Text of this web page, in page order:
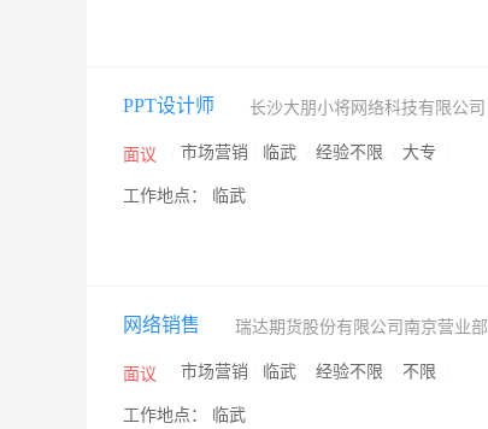
PPT设计师 长沙大朋小将网络科技有限公司
面议 市场营销 临武 经验不限 大专
工作地点： 临武
网络销售 瑞达期货股份有限公司南京营业部
面议 市场营销 临武 经验不限 不限
工作地点： 临武